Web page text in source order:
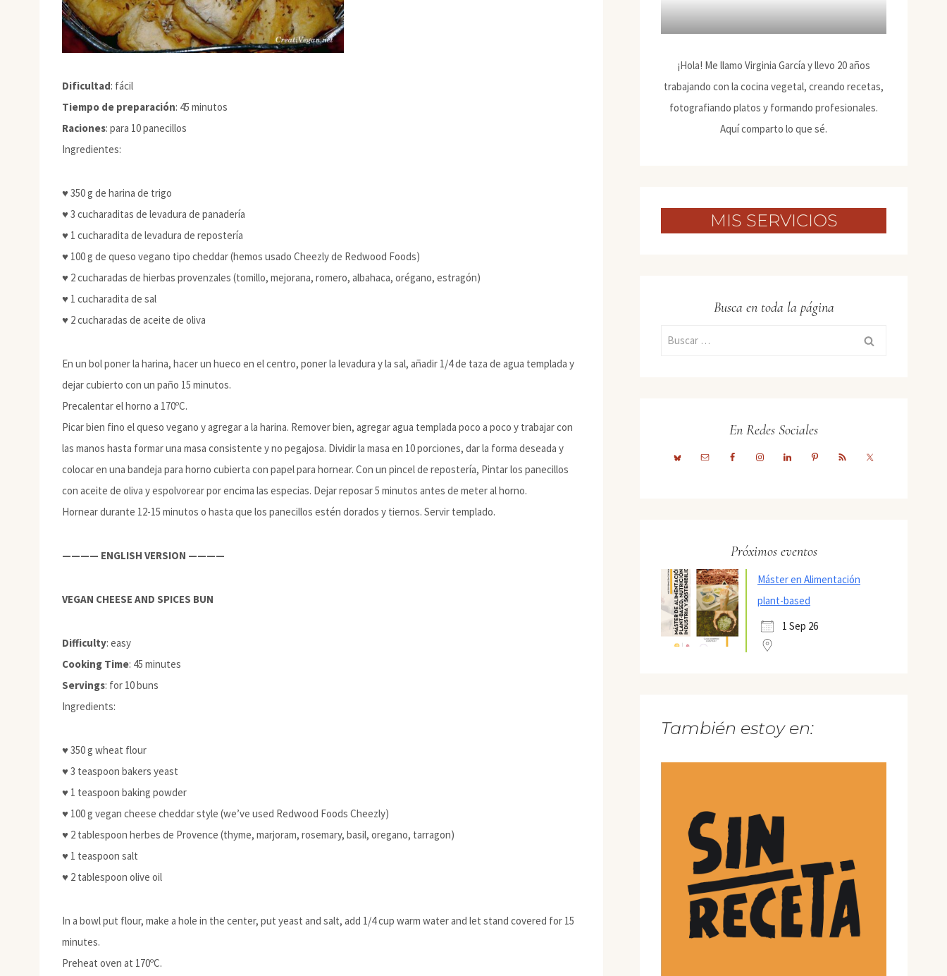
Dificultad: fácil
Tiempo de preparación: 45 minutos
Raciones: para 10 panecillos
Ingredientes:
♥ 350 g de harina de trigo
♥ 3 cucharaditas de levadura de panadería
♥ 1 cucharadita de levadura de repostería
♥ 100 g de queso vegano tipo cheddar (hemos usado Cheezly de Redwood Foods)
♥ 2 cucharadas de hierbas provenzales (tomillo, mejorana, romero, albahaca, orégano, estragón)
♥ 1 cucharadita de sal
♥ 2 cucharadas de aceite de oliva
En un bol poner la harina, hacer un hueco en el centro, poner la levadura y la sal, añadir 1/4 de taza de agua templada y
dejar cubierto con un paño 15 minutos.
Precalentar el horno a 170ºC.
Picar bien fino el queso vegano y agregar a la harina. Remover bien, agregar agua templada poco a poco y trabajar con
las manos hasta formar una masa consistente y no pegajosa. Dividir la masa en 10 porciones, dar la forma deseada y
colocar en una bandeja para horno cubierta con papel para hornear. Con un pincel de repostería, Pintar los panecillos
con aceite de oliva y espolvorear por encima las especias. Dejar reposar 5 minutos antes de meter al horno.
Hornear durante 12-15 minutos o hasta que los panecillos estén dorados y tiernos. Servir templado.
———— ENGLISH VERSION ————
VEGAN CHEESE AND SPICES BUN
Difficulty: easy
Cooking Time: 45 minutes
Servings: for 10 buns
Ingredients:
♥ 350 g wheat flour
♥ 3 teaspoon bakers yeast
♥ 1 teaspoon baking powder
♥ 100 g vegan cheese cheddar style (we’ve used Redwood Foods Cheezly)
♥ 2 tablespoon herbes de Provence (thyme, marjoram, rosemary, basil, oregano, tarragon)
♥ 1 teaspoon salt
♥ 2 tablespoon olive oil
In a bowl put flour, make a hole in the center, put yeast and salt, add 1/4 cup warm water and let stand covered for 15
minutes.
Preheat oven at 170ºC.
¡Hola! Me llamo Virginia García y llevo 20 años
trabajando con la cocina vegetal, creando recetas,
fotografiando platos y formando profesionales.
Aquí comparto lo que sé.
MIS SERVICIOS
Busca en toda la página
Buscar:
En Redes Sociales
Próximos eventos
Máster en Alimentación
plant-based
1 Sep 26
También estoy en: